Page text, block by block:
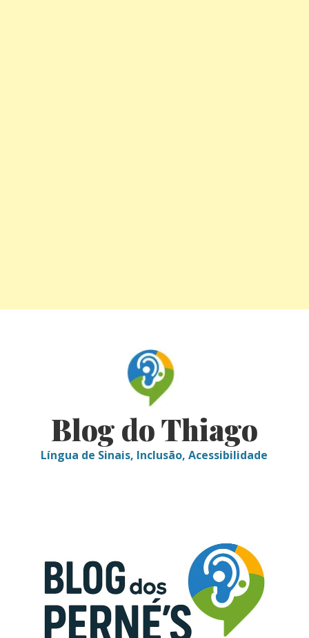
Blog do Thiago
Língua de Sinais, Inclusão, Acessibilidade